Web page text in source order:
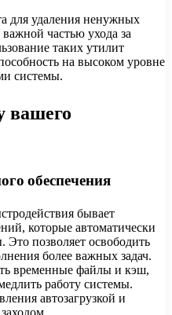
для удаления ненужных
частью ухода за
таких утилит
на высоком уровне
системы.
вашего
обеспечения
бывает
которые автоматически
Это позволяет освободить
более важных задач.
временные файлы и кэш,
работу системы.
автозагрузкой и